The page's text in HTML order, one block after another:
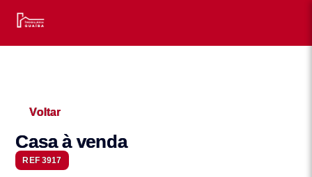
Voltar
Casa à venda
REF 3917